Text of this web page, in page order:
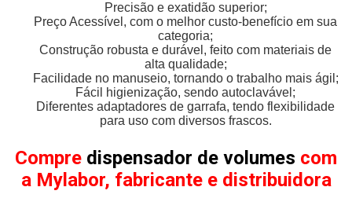
Precisão e exatidão superior;
Preço Acessível, com o melhor custo-benefício em sua
categoria;
Construção robusta e durável, feito com materiais de
alta qualidade;
Facilidade no manuseio, tornando o trabalho mais ágil;
Fácil higienização, sendo autoclavável;
Diferentes adaptadores de garrafa, tendo flexibilidade
para uso com diversos frascos.
Compre dispensador de volumes com
a Mylabor, fabricante e distribuidora